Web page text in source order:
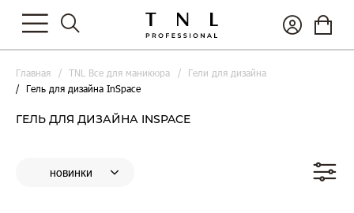
Главная TNL Все для маникюра
Гели для дизайна
Гель для дизайна InSpace
ГЕЛЬ ДЛЯ ДИЗАЙНА INSPACE